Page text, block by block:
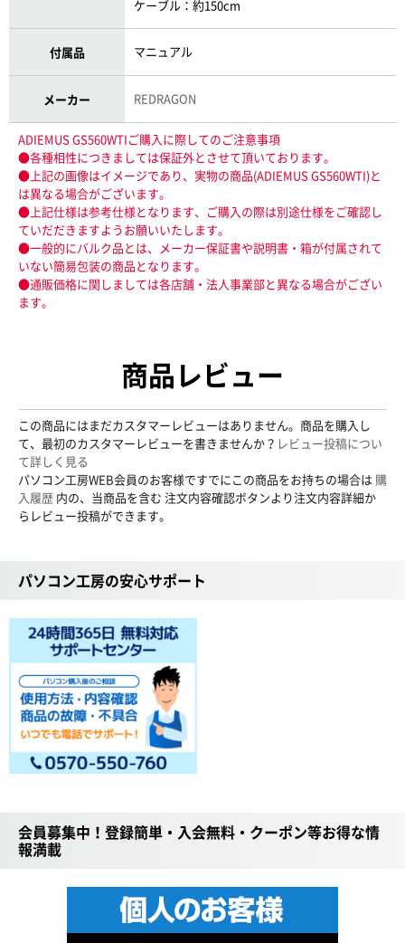
ケーブル：約150cm
付属品 マニュアル
メーカー REDRAGON
ADIEMUS GS560WTIご購入に際してのご注意事項
●各種相性につきましては保証外とさせて頂いております。
●上記の画像はイメージであり、実物の商品(ADIEMUS GS560WTI)と
は異なる場合がございます。
●上記仕様は参考仕様となります、ご購入の際は別途仕様をご確認し
ていだだきますようお願いいたします。
●一般的にバルク品とは、メーカー保証書や説明書・箱が付属されて
いない簡易包装の商品となります。
●通販価格に関しましては各店舗・法人事業部と異なる場合がござい
ます。
商品レビュー
この商品にはまだカスタマーレビューはありません。商品を購入し
て、最初のカスタマーレビューを書きませんか？ レビュー投稿につい
て詳しく見る
パソコン工房WEB会員のお客様ですでにこの商品をお持ちの場合は 購
入履歴 内の、当商品を含む 注文内容確認ボタンより注文内容詳細か
らレビュー投稿ができます。
パソコン工房の安心サポート
会員募集中！登録簡単・入会無料・クーポン等お得な情
報満載